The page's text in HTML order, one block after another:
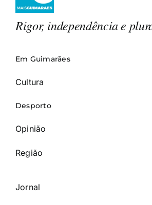
Rigor, independência e
Em Guimarães
Cultura
Desporto
Opinião
Região
Jornal